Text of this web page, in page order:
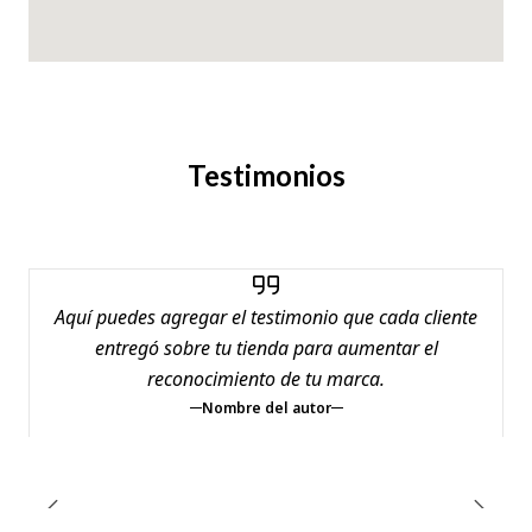
Testimonios
Aquí puedes agregar el testimonio que cada cliente
entregó sobre tu tienda para aumentar el
reconocimiento de tu marca.
Nombre del autor